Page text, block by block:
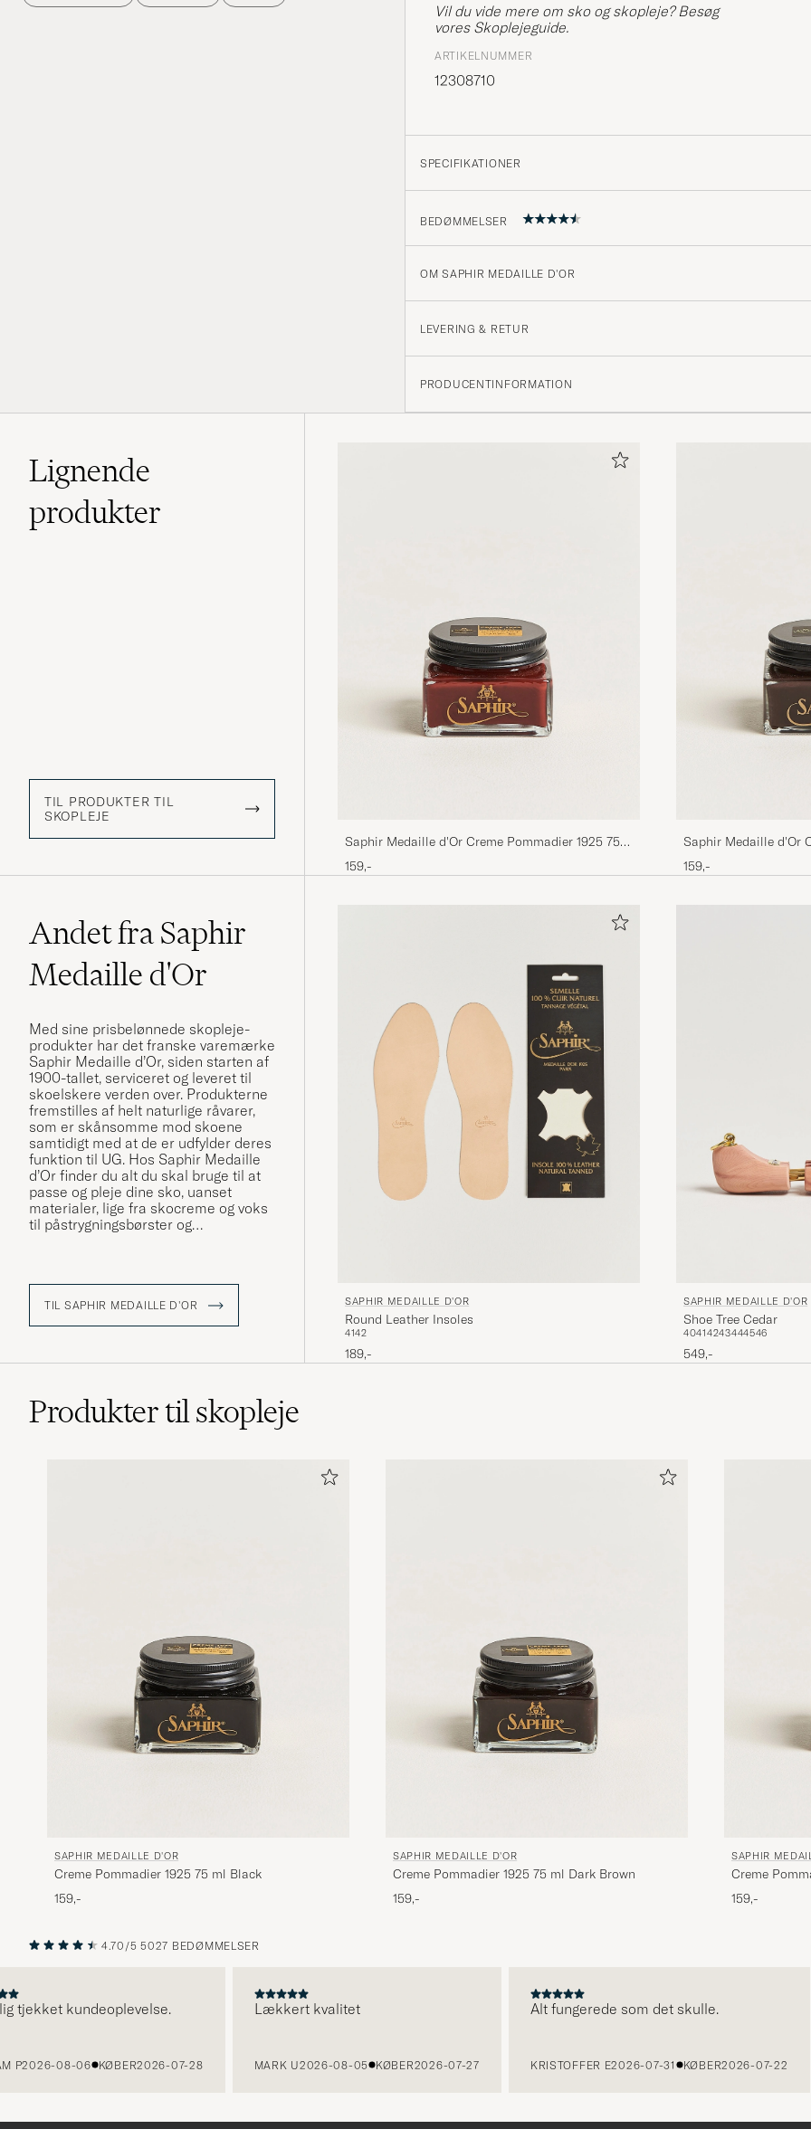
Vil du vide mere om sko og skopleje? Besøg
vores Skoplejeguide.
ARTIKELNUMMER
12308710
SPECIFIKATIONER
BEDØMMELSER
God service, hurtig levering, lækre produkter
OM SAPHIR MEDAILLE D'OR
LEVERING & RETUR
PRODUCENTINFORMATION
Lignende
produkter
TIL PRODUKTER TIL
SKOPLEJE
Saphir Medaille d'Or Creme Pommadier 1925 75
ml Mahogany
159,-
Saphir Medaille d'Or
ml Parisien Brown
159,-
Andet fra Saphir
Medaille d'Or
Med sine prisbelønnede skopleje-
produkter har det franske varemærke
Saphir Medaille d’Or, siden starten af
1900-tallet, serviceret og leveret til
skoelskere verden over. Produkterne
fremstilles af helt naturlige råvarer,
som er skånsomme mod skoene
samtidigt med at de er udfylder deres
funktion til UG. Hos Saphir Medaille
d’Or finder du alt du skal bruge til at
passe og pleje dine sko, uanset
materialer, lige fra skocreme og voks
til påstrygningsbørster og
TIL SAPHIR MEDAILLE D'OR SAPHIR MEDAILLE D'OR
Round Leather Insoles
4142
189,-
SAPHIR MEDAILLE D'OR
Shoe Tree Cedar
40414243444546
549,-
Produkter til skopleje
SAPHIR MEDAILLE D'OR
Creme Pommadier 1925 75 ml Black
159,-
SAPHIR MEDAILLE D'OR
Creme Pommadier 1925 75 ml Dark Brown
159,-
SAPHIR
Creme
159,-
FORRIGE NÆSTE
4.70/5 5027 BEDØMMELSER
kundeoplevelse.
2026-08-06 KØBER2026-07-28
Lækkert kvalitet
MARK U2026-08-05 KØBER2026-07-27
Alt fungerede som det skulle.
KRISTOFFER E2026-07-31 KØBER2026-07-22